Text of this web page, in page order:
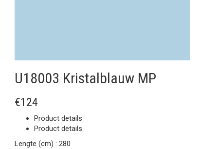
U18003 Kristalblauw MP
€124
Product details
Product details
Lengte (cm) : 280